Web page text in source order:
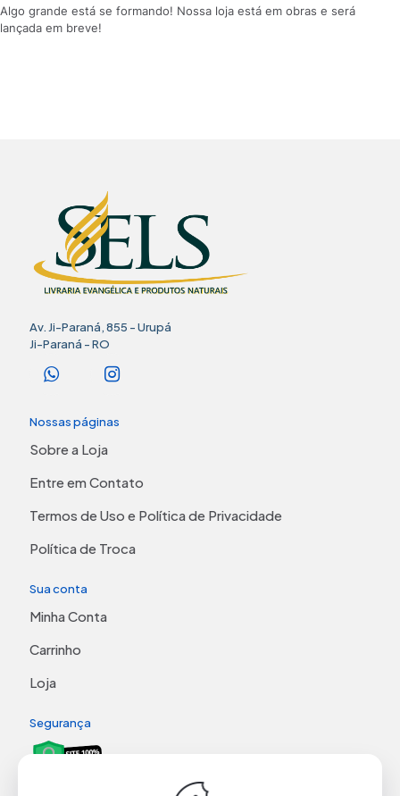
Algo grande está se formando! Nossa loja está em obras e será
lançada em breve!
Av. Ji-Paraná, 855 - Urupá
Ji-Paraná - RO
Nossas páginas
Sobre a Loja
Entre em Contato
Termos de Uso e Política de Privacidade
Política de Troca
Sua conta
Minha Conta
Carrinho
Loja
Segurança